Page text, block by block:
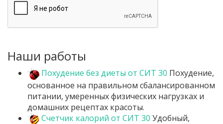
Наши работы
Похудение без диеты от СИТ 30 Похудение,
основанное на правильном сбалансированном
питании, умеренных физических нагрузках и
домашних рецептах красоты.
Счетчик калорий от СИТ 30 Удобный,